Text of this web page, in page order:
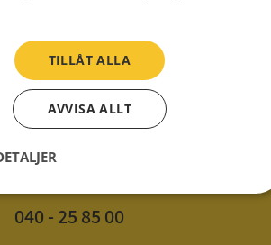
webbplatsen www.syna.se ett av
radio och tv s.k. utgivningsbevis
att det vi publicerar på internet har
040 - 25 85 00
TILLÅT ALLA
AVVISA ALLT
Prestanda Inriktning